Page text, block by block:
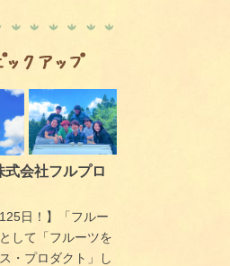
式会社フルプロ
125日！】「フルー
して「フルーツを
・プロダクト」し